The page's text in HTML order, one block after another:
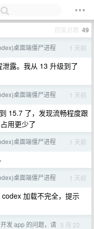
回复总数 49
桌面端僵尸进程 1 天前
露。我从 13 升级到了
桌面端僵尸进程 1 天前
15.7 了，发现流畅程度跟
用更少了
桌面端僵尸进程 1 天前
桌面端僵尸进程 1 天前
加载不完全，提示
发 app 的问题，请 5 月 22